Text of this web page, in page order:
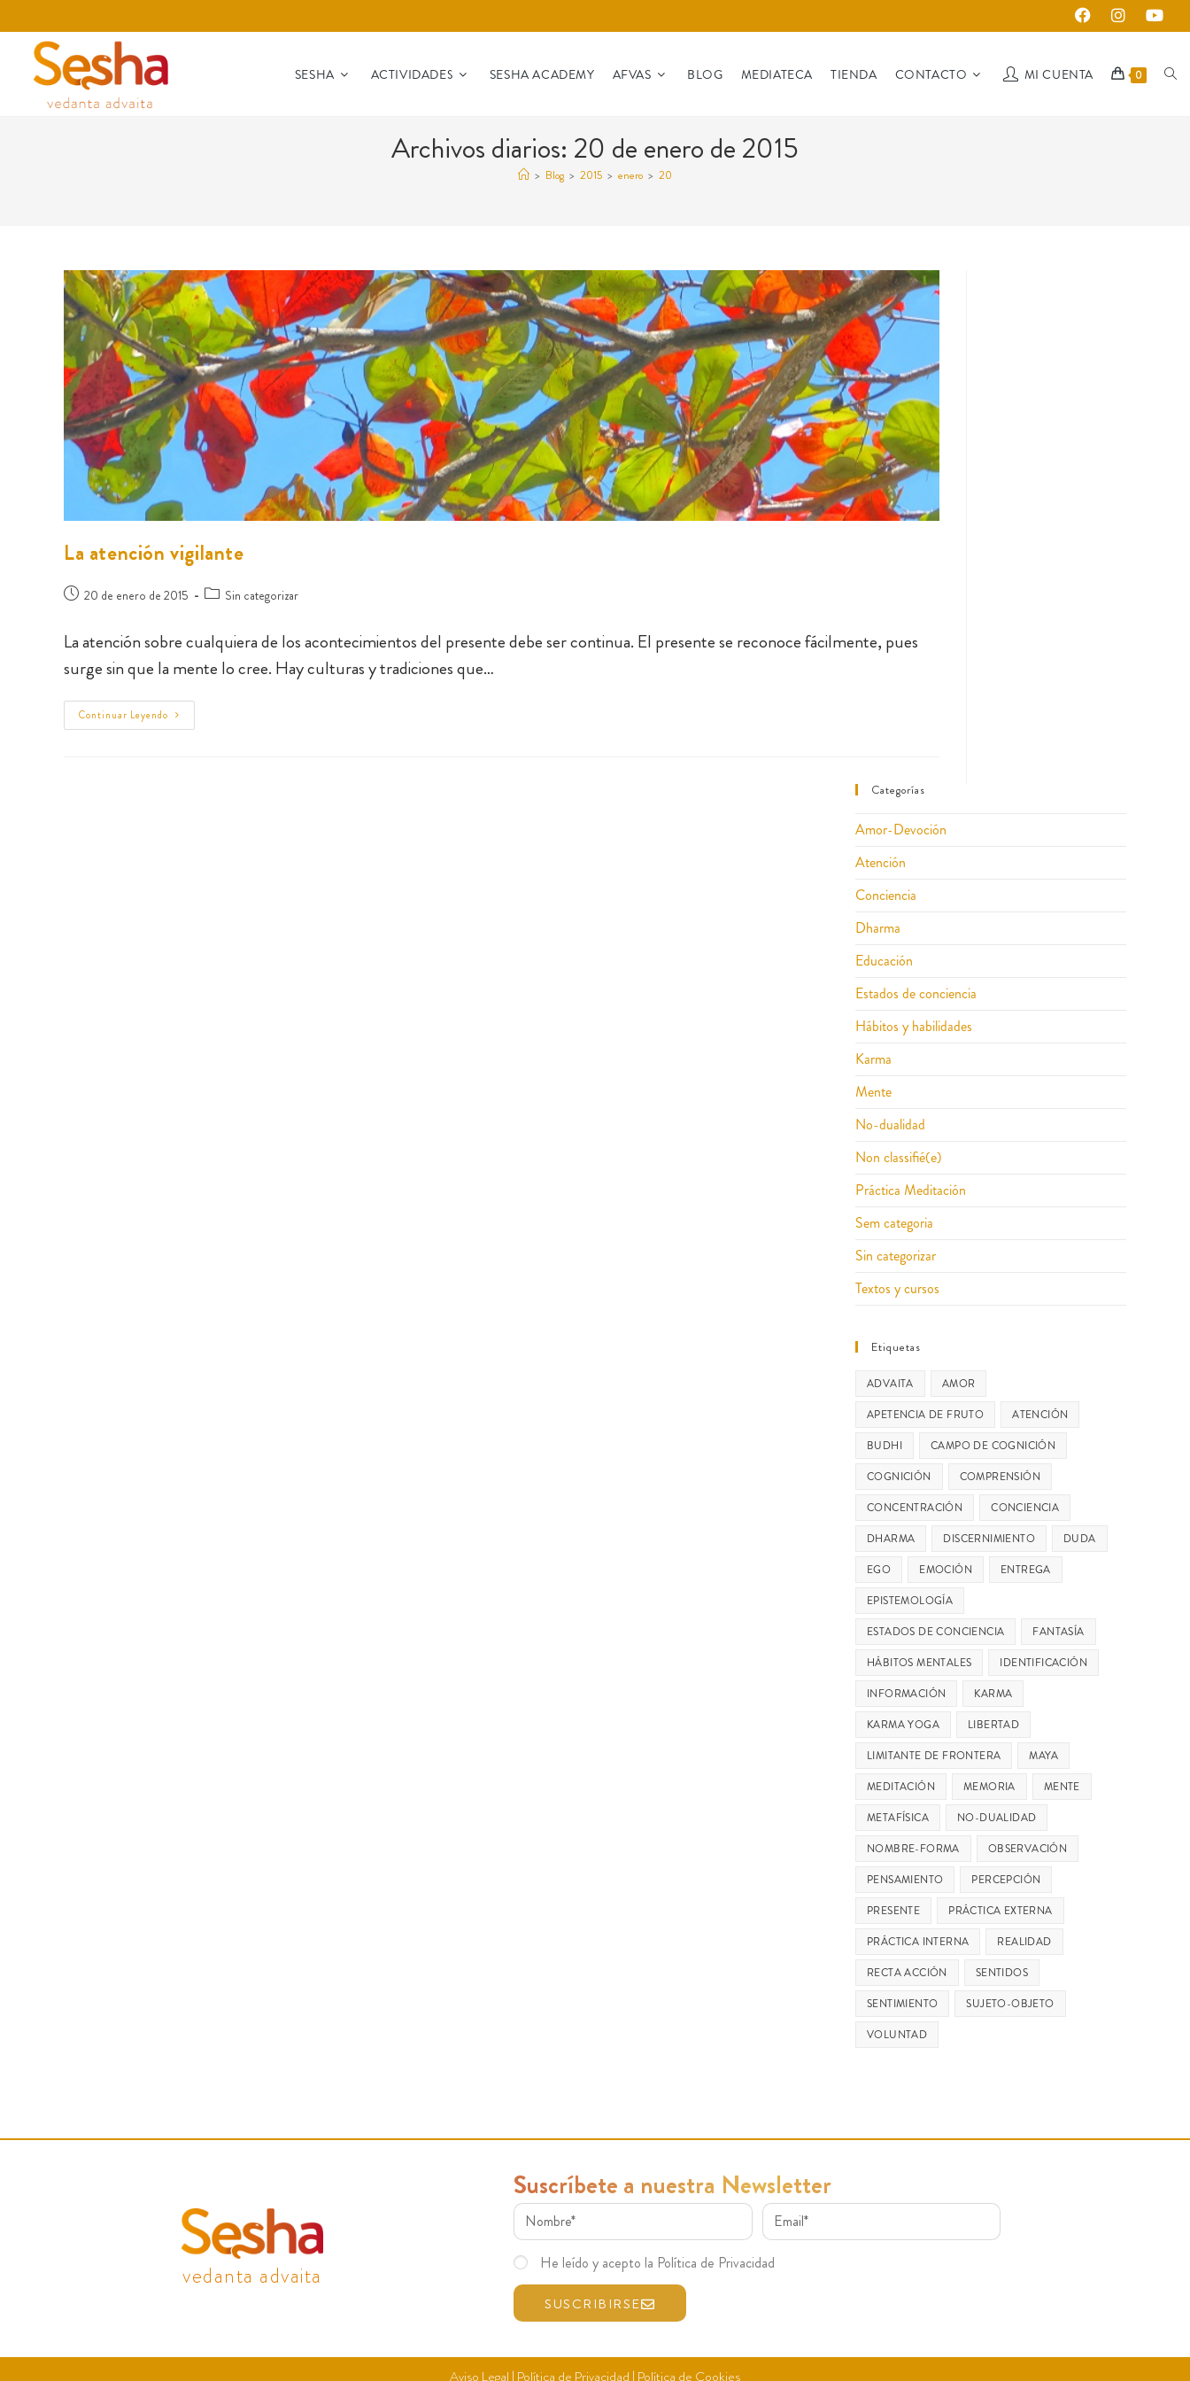
SESHA ACTIVIDADES SESHA ACADEMY AFVAS BLOG MEDIATECA TIENDA CONTACTO MI CUENTA 0
Archivos diarios: 20 de enero de 2015
> Blog > 2015 > enero > 20
La atención vigilante
20 de enero de 2015 Sin categorizar
La atención sobre cualquiera de los acontecimientos del presente debe ser continua. El presente se reconoce fácilmente, pues
surge sin que la mente lo cree. Hay culturas y tradiciones que…
Continuar Leyendo
Categorías
Amor-Devoción
Atención
Conciencia
Dharma
Educación
Estados de conciencia
Hábitos y habilidades
Karma
Mente
No-dualidad
Non classifié(e)
Práctica Meditación
Sem categoria
Sin categorizar
Textos y cursos
Etiquetas
ADVAITA
AMOR
APETENCIA DE FRUTO
ATENCIÓN
BUDHI
CAMPO DE COGNICIÓN
COGNICIÓN
COMPRENSIÓN
CONCENTRACIÓN
CONCIENCIA
DHARMA
DISCERNIMIENTO
DUDA
EGO
EMOCIÓN
ENTREGA
EPISTEMOLOGÍA
ESTADOS DE CONCIENCIA
FANTASÍA
HÁBITOS MENTALES
IDENTIFICACIÓN
INFORMACIÓN
KARMA
KARMA YOGA
LIBERTAD
LIMITANTE DE FRONTERA
MAYA
MEDITACIÓN
MEMORIA
MENTE
METAFÍSICA
NO-DUALIDAD
NOMBRE-FORMA
OBSERVACIÓN
PENSAMIENTO
PERCEPCIÓN
PRESENTE
PRÁCTICA EXTERNA
PRÁCTICA INTERNA
REALIDAD
RECTA ACCIÓN
SENTIDOS
SENTIMIENTO
SUJETO-OBJETO
VOLUNTAD
vedanta advaita
Suscríbete a nuestra Newsletter
He leído y acepto la Política de Privacidad
SUSCRIBIRSE
Aviso Legal | Política de Privacidad | Política de Cookies